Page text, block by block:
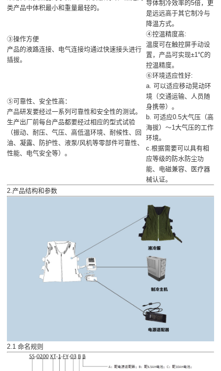
类产品中体积最小和重量最轻的。
导体制冷效率的5倍，更
是远远高于其它制冷与
降温方式。
③操作方便
产品的液路连接、电气连接均通过快速接头进行
插拔。
④控温精度高:
温度可在触控屏手动设
置，产品可实现±1℃的
控温精度。
⑤可靠性、安全性高：
产品研发要经过一系列可靠性和安全性的测试。
生产出厂前每台产品都要经过相应的型式试验
（振动、耐压、气压、高低温环境、耐候性、回
油、凝露、防护性、液泵/风机等零部件可靠性、
性能、电气安全等）。
⑥环境适应性好:
a. 可以适应移动晃动环
境（交通运输、人员随
身携带）。
b. 可适应0.5大气压（高
海拔）～1大气压的工作
环境。
c.根据需要可以具有相
应等级的防水防尘功
能、电磁兼容、医疗器
械认证。
2.产品结构和参数
2.1 命名规则